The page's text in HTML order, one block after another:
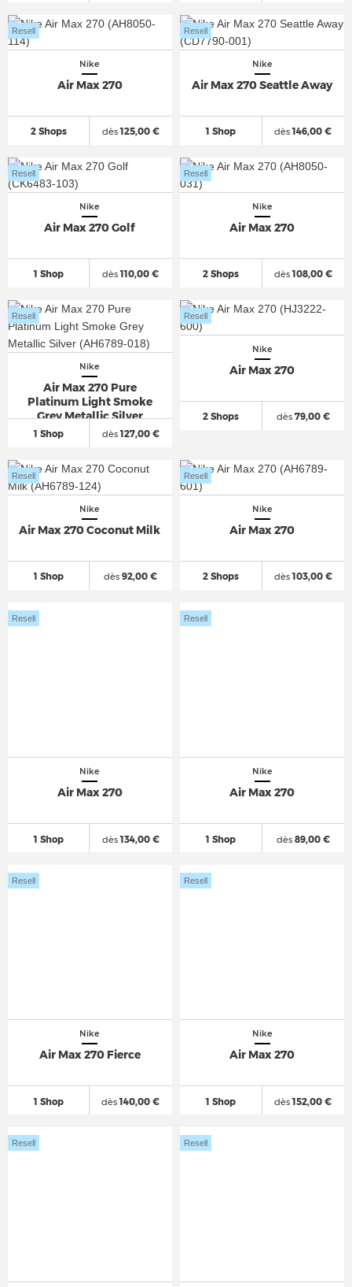
Nike
Air Max 270
2 Shops
Resell
dès125,00 €
Nike
Air Max 270 Seattle Away
1 Shop
Resell
dès146,00 €
Nike
Air Max 270 Golf
1 Shop
Resell
dès110,00 €
Nike
Air Max 270
2 Shops
Resell
dès108,00 €
Nike
Air Max 270 Pure
Platinum Light Smoke
Grey Metallic Silver
1 Shop
Resell
dès127,00 €
Nike
Air Max 270
2 Shops
Resell
dès79,00 €
Nike
Air Max 270 Coconut Milk
1 Shop
Resell
dès 92,00 €
Nike
Air Max 270
2 Shops
Resell
dès103,00 €
Nike
Air Max 270
1 Shop
Resell
dès134,00 €
Nike
Air Max 270
1 Shop
Resell
dès89,00 €
Nike
Air Max 270 Fierce
1 Shop
Resell
dès140,00 €
Nike
Air Max 270
1 Shop
Resell
dès152,00 €
Resell Resell